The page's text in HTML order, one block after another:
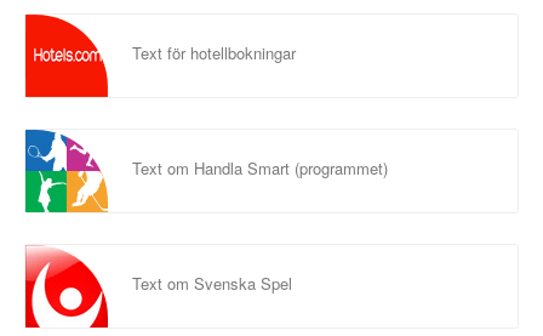
Text för hotellbokningar
Text om Handla Smart (programmet)
Text om Svenska Spel